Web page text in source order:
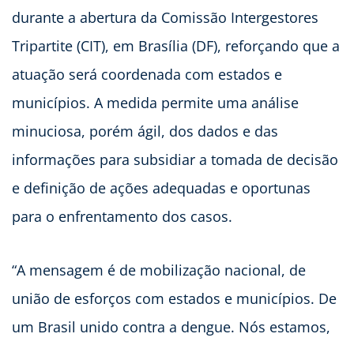
durante a abertura da Comissão Intergestores
Tripartite (CIT), em Brasília (DF), reforçando que a
atuação será coordenada com estados e
municípios. A medida permite uma análise
minuciosa, porém ágil, dos dados e das
informações para subsidiar a tomada de decisão
e definição de ações adequadas e oportunas
para o enfrentamento dos casos.
“A mensagem é de mobilização nacional, de
união de esforços com estados e municípios. De
um Brasil unido contra a dengue. Nós estamos,